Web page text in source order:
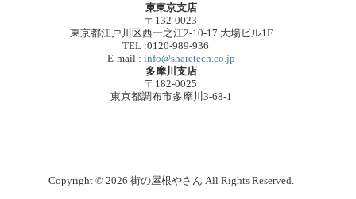
東東京支店
〒132-0023
東京都江戸川区西一之江2-10-17 大場ビル1F
TEL :0120-989-936
E-mail : info@sharetech.co.jp
多摩川支店
〒182-0025
東京都調布市多摩川3-68-1
Copyright © 2026 街の屋根やさん All Rights Reserved.